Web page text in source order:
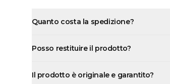
Quanto costa la spedizione?
Posso restituire il prodotto?
Il prodotto è originale e garantito?